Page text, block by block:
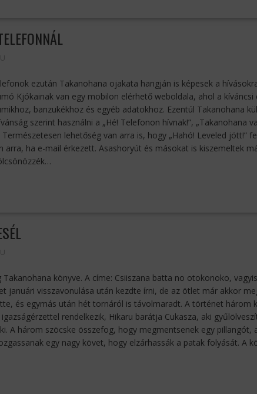
ezután Takanohana ojakata hangján is képesek a
Kjókainak van egy mobilon elérhető weboldala, ahol a kíváncsi
banzukékhoz és egyéb adatokhoz. Ezentúl Takanohana
szerint használni a „Hé! Telefonon hívnak!”, „Takanohana
Természetesen lehetőség van arra is, hogy „Hahó! Leveled jött!”
arra, ha e-mail érkezett. Asashoryút és másokat is kiszemeltek
könyve. A címe: Csiiszana batta no otokonoko, vagyis
januári visszavonulása után kezdte írni, de az ötlet már akkor
és egymás után hét tornáról is távolmaradt. A történet három
igazságérzettel rendelkezik, Hikaru barátja Cukasza, aki
A három szöcske összefog, hogy megmentsenek egy pillangót,
egy nagy követ, hogy elzárhassák a patak folyását. A